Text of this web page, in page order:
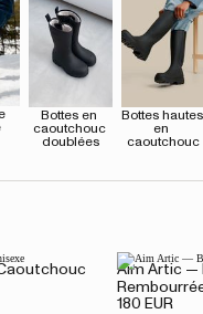
Bottes en
caoutchouc
doublées
Bottes hautes
en
caoutchouc
Aim Artic —
180 EUR